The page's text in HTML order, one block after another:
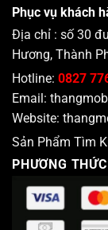
Phục vụ khách
Địa chỉ : số 30
Hương, Thành
Hotline: 0827
Email:
Website:
Sản Phẩm Tìm
PHƯƠNG